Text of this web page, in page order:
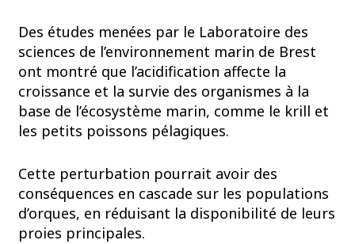
Des études menées par le Laboratoire des
sciences de l’environnement marin de Brest
ont montré que l’acidification affecte la
croissance et la survie des organismes à la
base de l’écosystème marin, comme le krill et
les petits poissons pélagiques.
Cette perturbation pourrait avoir des
conséquences en cascade sur les populations
d’orques, en réduisant la disponibilité de leurs
proies principales.